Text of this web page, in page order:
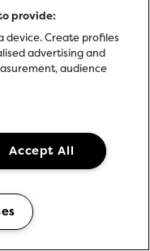
provide:
device. Create profiles
advertising and
audience
Accept All